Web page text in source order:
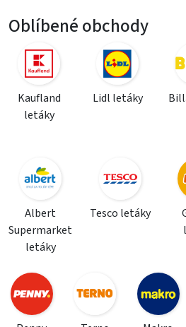
Oblíbené obchody
Kaufland
letáky
Lidl letáky
Albert
Supermarket
letáky
Tesco letáky